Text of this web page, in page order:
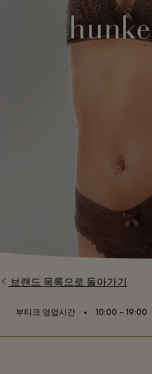
브랜드 목록으로 돌아가기
부티크 영업시간 ⬩ 10:00 – 19:00